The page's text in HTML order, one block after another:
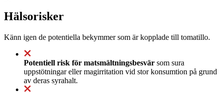
Hälsorisker
Känn igen de potentiella bekymmer som är kopplade till tomatillo.
Potentiell risk för matsmältningsbesvär som sura
uppstötningar eller magirritation vid stor konsumtion på grund
av deras syrahalt.